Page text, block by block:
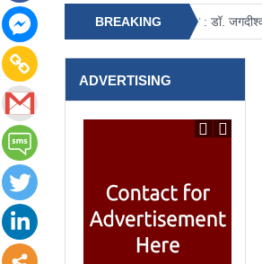
BREAKING
NEWS
की मजबूत प्रतिरोधक क्षमता : डॉ. जगदीश्वर कंवर
ADVERTISING